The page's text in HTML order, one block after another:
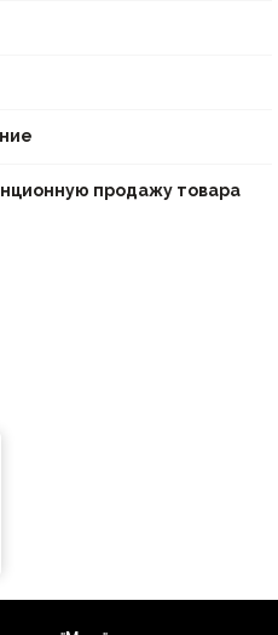
продажу товара